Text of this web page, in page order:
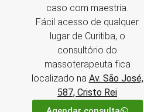
caso com maestria.
Fácil acesso de qualquer
lugar de Curitiba, o
consultório do
massoterapeuta fica
localizado na Av. São José,
587, Cristo Rei